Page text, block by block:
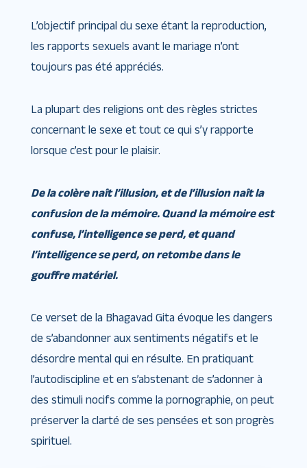
L’objectif principal du sexe étant la reproduction,
les rapports sexuels avant le mariage n’ont
toujours pas été appréciés.
La plupart des religions ont des règles strictes
concernant le sexe et tout ce qui s’y rapporte
lorsque c’est pour le plaisir.
De la colère naît l’illusion, et de l’illusion naît la
confusion de la mémoire. Quand la mémoire est
confuse, l’intelligence se perd, et quand
l’intelligence se perd, on retombe dans le
gouffre matériel.
Ce verset de la Bhagavad Gita évoque les dangers
de s’abandonner aux sentiments négatifs et le
désordre mental qui en résulte. En pratiquant
l’autodiscipline et en s’abstenant de s’adonner à
des stimuli nocifs comme la pornographie, on peut
préserver la clarté de ses pensées et son progrès
spirituel.